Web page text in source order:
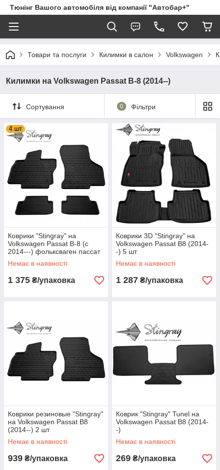
Тюнінг Вашого автомобіля від компанії "Автобар+"
Товари та послуги Килимки в салон Volkswagen
Килимки на Volkswagen Passat B-8 (2014--)
Сортування 0 Фільтри
4 шт
Коврики "Stingray" на
Volkswagen Passat B-8 (c
2014---) фольксваген пассат
в 8
Немає в наявності
1 375 ₴/упаковка
Коврики 3D "Stingray" на
Volkswagen Passat B8 (2014-
-) 5 шт
Немає в наявності
1 287 ₴/упаковка
Коврики резиновые "Stingray"
на Volkswagen Passat B8
(2014--) 2 шт
Немає в наявності
939 ₴/упаковка
Коврик "Stingray" Tunel на
Volkswagen Passat B8 (2014-
-)
Немає в наявності
269 ₴/упаковка